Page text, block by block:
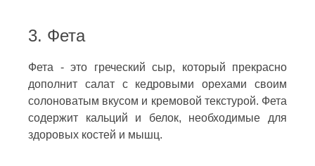
3. Фета
Фета - это греческий сыр, который прекрасно
дополнит салат с кедровыми орехами своим
солоноватым вкусом и кремовой текстурой. Фета
содержит кальций и белок, необходимые для
здоровых костей и мышц.